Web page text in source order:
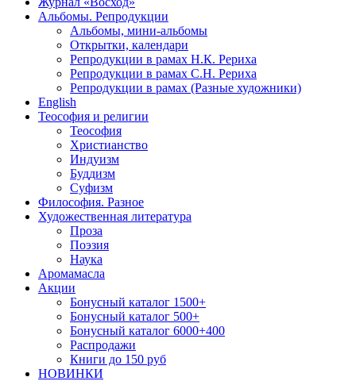
Альбомы. Репродукции
Альбомы, мини-альбомы
Открытки, календари
Репродукции в рамах Н.К. Рериха
Репродукции в рамах С.Н. Рериха
Репродукции в рамах (Разные художники)
English
Теософия и религии
Теософия
Христианство
Индуизм
Буддизм
Суфизм
Философия. Разное
Художественная литература
Проза
Поэзия
Наука
Аромамасла
Акции
Бонусный каталог 1500+
Бонусный каталог 500+
Бонусный каталог 6000+400
Распродажи
Книги до 150 руб
НОВИНКИ